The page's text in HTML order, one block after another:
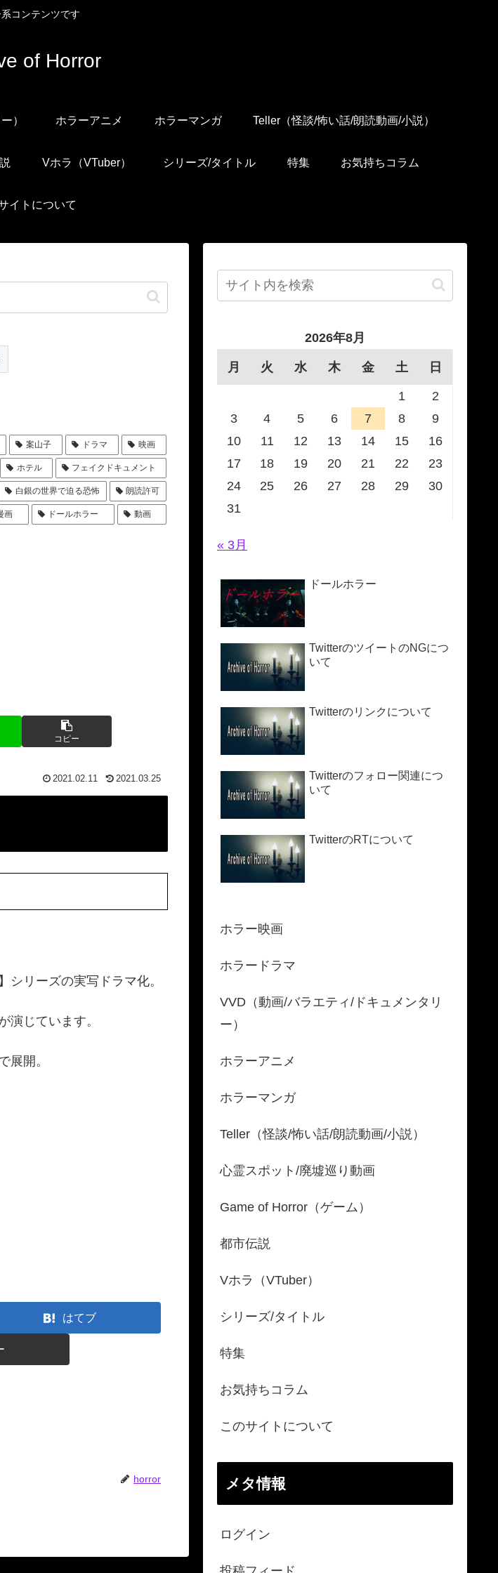
コンテンツです
of Horror
） ホラーアニメ ホラーマンガ Teller（怪談/怖い話/朗読動画/小説）
Vホラ（VTuber） シリーズ/タイトル 特集 お気持ちコラム
イトについて
案山子 ドラマ 映画
ホテル フェイクドキュメント
白銀の世界で迫る恐怖 朗読許可
画 ドールホラー 動画
コピー
2021.02.11 2021.03.25
】シリーズの実写ドラマ化。
演じています。
展開。
はてブ
horror
2026年8月
月 火 水 木 金 土 日
1
2
3
4 5 6 7 8
9
10
11 12 13 14 15
16
17
18 19 20 21 22
23
24
25 26 27 28 29
30
31
« 3月
ドールホラー
TwitterのツイートのNGにつ
いて
Twitterのリンクについて
Twitterのフォロー関連につ
いて
TwitterのRTについて
ホラー映画
ホラードラマ
VVD（動画/バラエティ/ドキュメンタリ
ー）
ホラーアニメ
ホラーマンガ
Teller（怪談/怖い話/朗読動画/小説）
心霊スポット/廃墟巡り動画
Game of Horror（ゲーム）
都市伝説
Vホラ（VTuber）
シリーズ/タイトル
特集
お気持ちコラム
このサイトについて
メタ情報
ログイン